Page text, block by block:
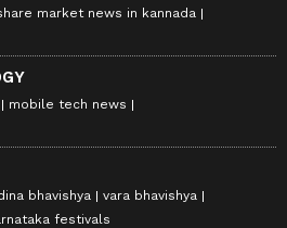
market news in kannada
mobile tech news
bhavishya
vara bhavishya
festivals